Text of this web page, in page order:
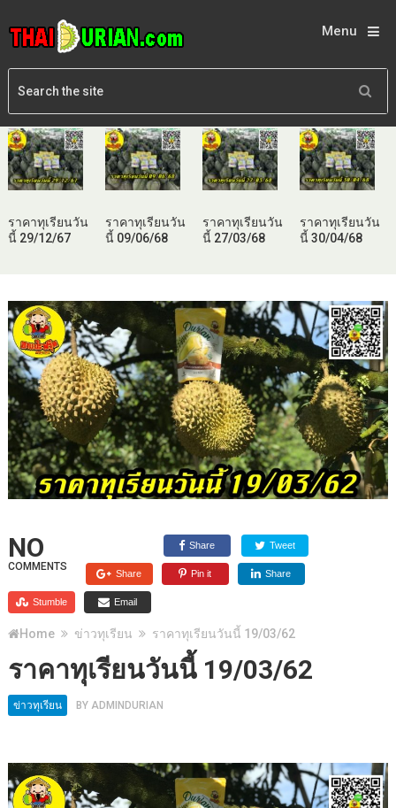
Menu
ราคาทุเรียนวัน
นี้ 29/12/67
ราคาทุเรียนวัน
นี้ 09/06/68
ราคาทุเรียนวัน
นี้ 27/03/68
ราคาทุเรียนวัน
นี้ 30/04/68
NO
COMMENTS
Share Tweet
Share Pin it Share
Stumble Email
Home ข่าวทุเรียน ราคาทุเรียนวันนี้ 19/03/62
ราคาทุเรียนวันนี้ 19/03/62
ข่าวทุเรียน BY ADMINDURIAN